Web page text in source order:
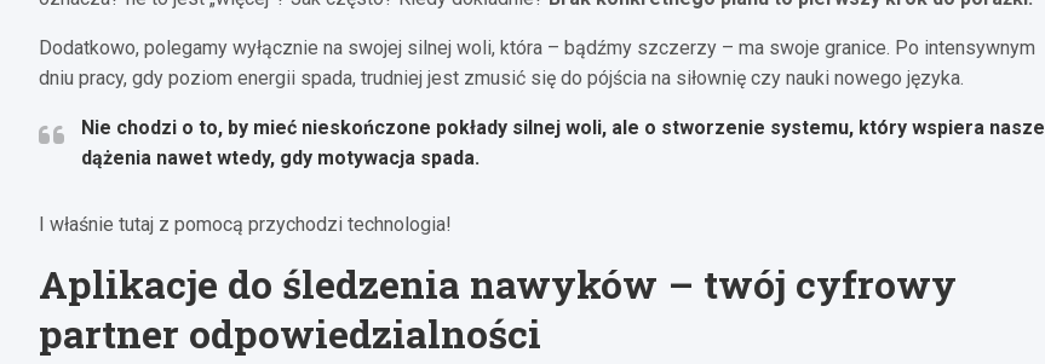
Dodatkowo, polegamy wyłącznie na swojej silnej woli, która – bądźmy szczerzy – ma swoje granice. Po intensywnym
dniu pracy, gdy poziom energii spada, trudniej jest zmusić się do pójścia na siłownię czy nauki nowego języka.
Nie chodzi o to, by mieć nieskończone pokłady silnej woli, ale o stworzenie systemu, który wspiera nasze
dążenia nawet wtedy, gdy motywacja spada.
I właśnie tutaj z pomocą przychodzi technologia!
Aplikacje do śledzenia nawyków – twój cyfrowy
partner odpowiedzialności